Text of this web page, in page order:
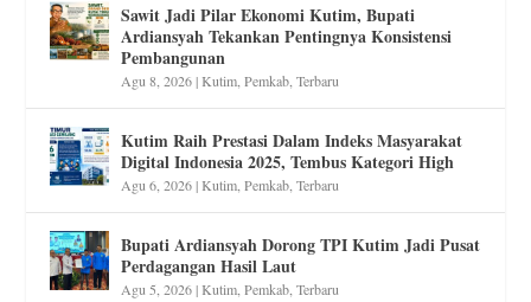
Sawit Jadi Pilar Ekonomi Kutim, Bupati
Ardiansyah Tekankan Pentingnya Konsistensi
Pembangunan
Agu 8, 2026|Kutim ,Pemkab ,Terbaru
Kutim Raih Prestasi Dalam Indeks Masyarakat
Digital Indonesia 2025, Tembus Kategori High
Agu 6, 2026|Kutim ,Pemkab ,Terbaru
Bupati Ardiansyah Dorong TPI Kutim Jadi Pusat
Perdagangan Hasil Laut
Agu 5, 2026|Kutim ,Pemkab ,Terbaru